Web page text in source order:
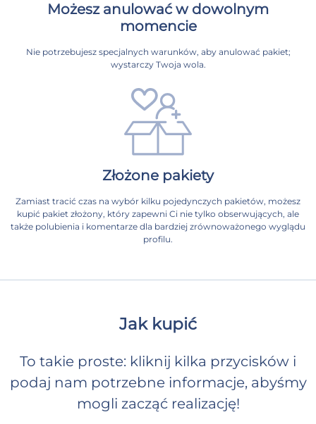
Możesz anulować w dowolnym
momencie
Nie potrzebujesz specjalnych warunków, aby anulować pakiet;
wystarczy Twoja wola.
Złożone pakiety
Zamiast tracić czas na wybór kilku pojedynczych pakietów, możesz
kupić pakiet złożony, który zapewni Ci nie tylko obserwujących, ale
także polubienia i komentarze dla bardziej zrównoważonego wyglądu
profilu.
Jak kupić
To takie proste: kliknij kilka przycisków i
podaj nam potrzebne informacje, abyśmy
mogli zacząć realizację!